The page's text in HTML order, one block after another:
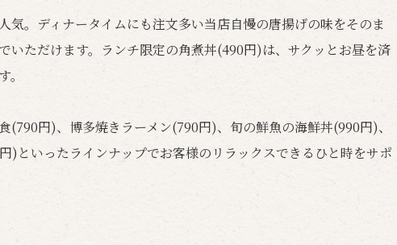
気。ディナータイムにも注文多い当店自慢の唐揚げの味をそのま
いただけます。ランチ限定の角煮丼(490円)は、サクッとお昼を済
(790円)、博多焼きラーメン(790円)、旬の鮮魚の海鮮丼(990円)、
)といったラインナップでお客様のリラックスできるひと時をサポ